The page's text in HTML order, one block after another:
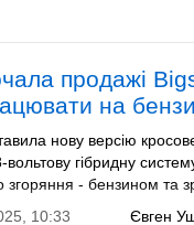
продажі
на
нову версію
гібридну
згоряння - бензином та
Євген
10:33